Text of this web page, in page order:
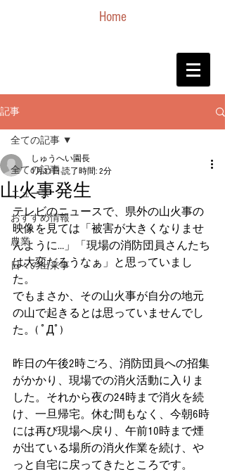
Home
記事
全ての記事
ニュース
おすすめ情報
農業
日々の出来事
全ての記事
山火事発生
しゅうへい園長
1月31日 読了時間: 2分
テレビのニュースで、県外の山火事の
映像を見ては「被害が大きくなりませ
んように…」「現場の消防団員さんたち
は大変だろうなぁ」と思っていまし
た。
でもまさか、その山火事が自分の地元
の山で起きるとは思っていませんでし
た。( ﾟДﾟ)
昨日の午後2時ごろ、消防団員への招集
がかかり、現場での消火活動に入りま
した。それから夜の24時まで消火を続
け、一旦帰宅。休む間もなく、今朝6時
には再び現場へ戻り、午前10時まで煙
が出ている場所の消火作業を続け、や
っと自宅に戻ってきたところです。